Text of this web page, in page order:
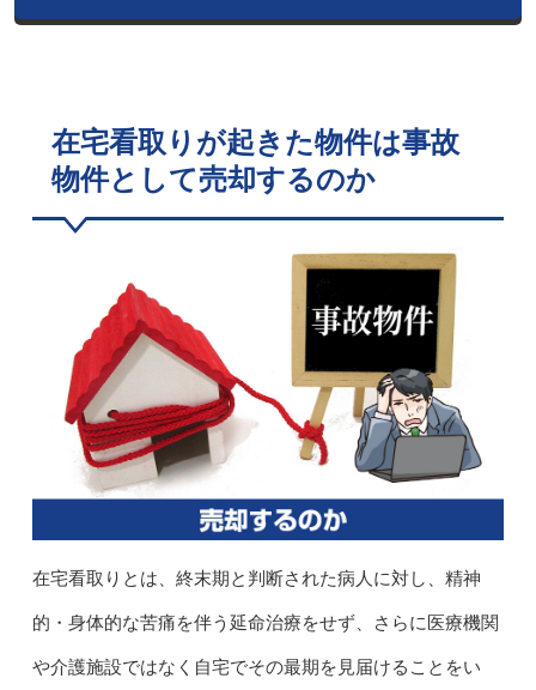
在宅看取りが起きた物件は事故
物件として売却するのか
在宅看取りとは、終末期と判断された病人に対し、精神
的・身体的な苦痛を伴う延命治療をせず、さらに医療機関
や介護施設ではなく自宅でその最期を見届けることをい